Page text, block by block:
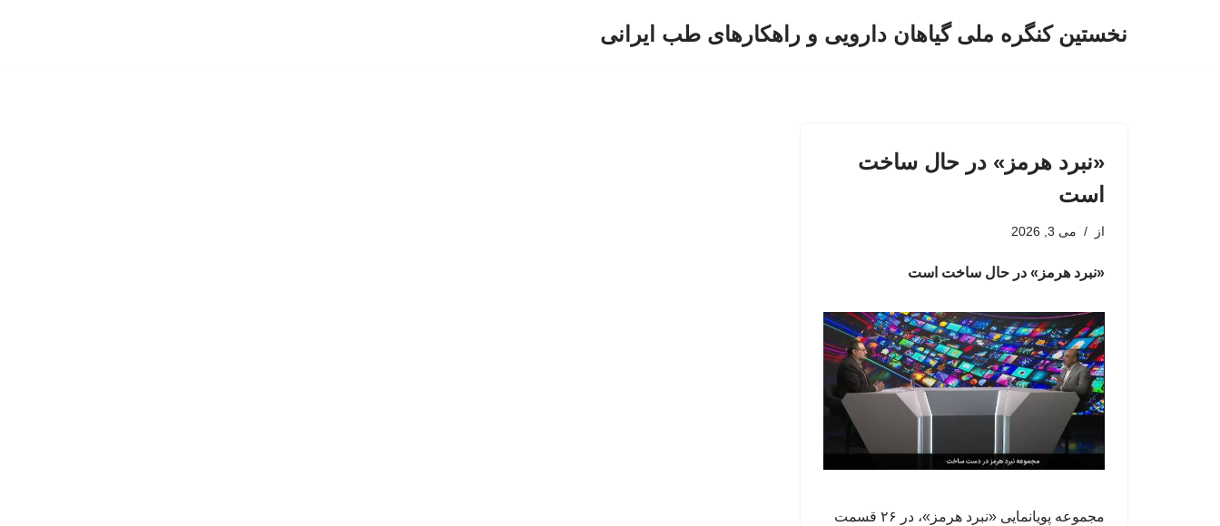
نخستین کنگره ملی گیاهان دارویی و راهکارهای طب ایرانی
«نبرد هرمز» در حال ساخت
است
از می 3, 2026
«نبرد هرمز» در حال ساخت است
مجموعه پویانمایی «نبرد هرمز»، در ۲۶ قسمت